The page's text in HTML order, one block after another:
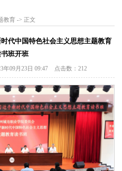
教育 -> 正文
代中国特色社会主义思想主题教育
班开班
年09月23日 09:47 点击数： 212